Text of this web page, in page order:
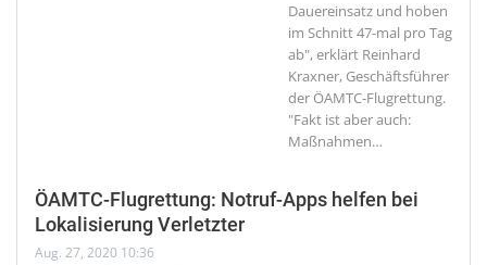
Dauereinsatz und hoben
im Schnitt 47-mal pro Tag
ab", erklärt Reinhard
Kraxner, Geschäftsführer
der ÖAMTC-Flugrettung.
"Fakt ist aber auch:
Maßnahmen…
ÖAMTC-Flugrettung: Notruf-Apps helfen bei
Lokalisierung Verletzter
Aug. 27, 2020 10:36